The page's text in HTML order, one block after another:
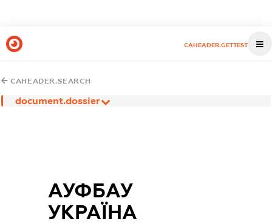
CAHEADER.GETTEST
CAHEADER.SEARCH
document.dossier
АУФБАУ
УКРАЇНА